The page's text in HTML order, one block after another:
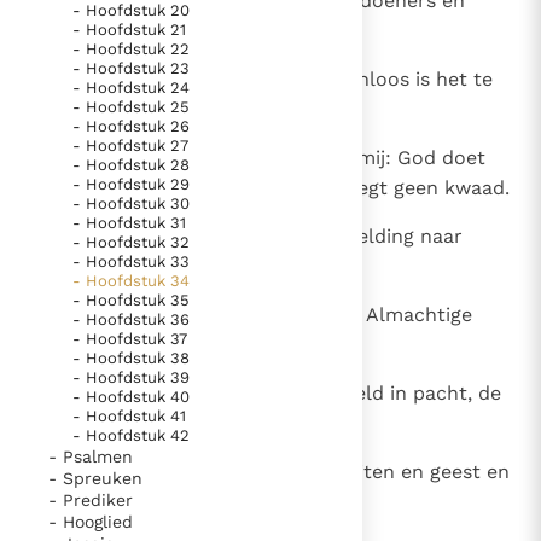
Paus Leo XIV in Pavia: "De stad is zowel een gave als
een taak"
Paus in Pavia: St. Augustinus toont ons de noodzaak om
"naar het innerlijk" toe te keren.
RK Documenten stelt heel veel belangrijke
kerkelijke documenten van de Rooms
Katholieke Kerk in het Nederlands beschikbaar
en is volledig afhankelijk van donaties.
Ik help mee!
- Hoofdstuk 20
- Hoofdstuk 21
- Hoofdstuk 22
- Hoofdstuk 23
- Hoofdstuk 24
- Hoofdstuk 25
- Hoofdstuk 26
- Hoofdstuk 27
- Hoofdstuk 28
- Hoofdstuk 29
- Hoofdstuk 30
- Hoofdstuk 31
- Hoofdstuk 32
- Hoofdstuk 33
- Hoofdstuk 34
- Hoofdstuk 35
- Hoofdstuk 36
- Hoofdstuk 37
- Hoofdstuk 38
- Hoofdstuk 39
- Hoofdstuk 40
- Hoofdstuk 41
- Hoofdstuk 42
- Psalmen
- Spreuken
- Prediker
- Hooglied
trekt op met de misdaad,
want hij heeft durven zeggen: 'zinloos is het te
zoeken naar de gunst van God.'
Daarom, gij wijzen, luistert naar mij: God doet
geen onrecht, de Almachtige pleegt geen kwaad.
Loon naar werken geeft Hij, vergelding naar
daden.
Nee, God begaat geen fouten, de Almachtige
verdraait het recht niet.
En dan nog: wie gaf Hem de wereld in pacht, de
aarde in handen?
Als Hij zijn hart voor ons zou sluiten en geest en
adem terugneemt,